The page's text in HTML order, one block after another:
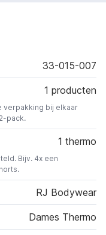
33-015-007
1 producten
verpakking bij elkaar
pack.
1 thermo
Bijv. 4x een
RJ Bodywear
Dames Thermo